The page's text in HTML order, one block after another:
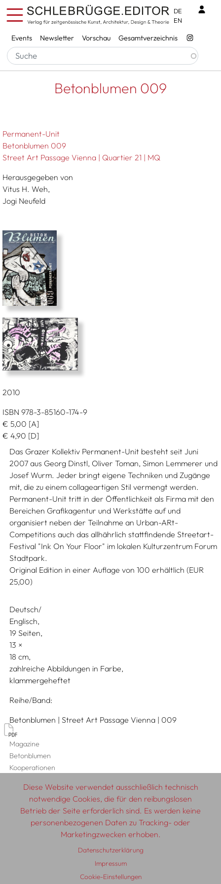
Direkt zum Inhalt
Services
Events Newsletter Vorschau Gesamtverzeichnis
DE
EN
Pfadnavigation
Startseite Betonblumen 009
Betonblumen 009
Permanent-Unit
Betonblumen 009
Street Art Passage Vienna | Quartier 21 | MQ
Herausgegeben von
Vitus H. Weh,
Jogi Neufeld
2010
ISBN 978-3-85160-174-9
€ 5,00 [A]
€ 4,90 [D]
Das Grazer Kollektiv Permanent-Unit besteht seit Juni
2007 aus Georg Dinstl, Oliver Toman, Simon Lemmerer und
Josef Wurm. Jeder bringt eigene Techniken und Zugänge
mit, die zu einem collageartigen Stil vermengt werden.
Permanent-Unit tritt in der Öffentlichkeit als Firma mit den
Bereichen Grafikagentur und Werkstätte auf und
organisiert neben der Teilnahme an Urban-ARt-
Competitions auch das allhährlich stattfindende Streetart-
Festival "Ink On Your Floor" im lokalen Kulturzentrum Forum
Stadtpark.
Original Edition in einer Auflage von 100 erhältlich (EUR
25,00)
Deutsch/
Englisch
19 Seiten,
13
18
zahlreiche Abbildungen in Farbe
klammergeheftet
Reihe/Band
Betonblumen | Street Art Passage Vienna | 009
Magazine
Betonblumen
Kooperationen
© 2026 SCHLEBRÜGGE.EDITOR
Textautor:innen AGB
Diese Website verwendet ausschließlich technisch
notwendige Cookies, die für den reibungslosen
Betrieb der Seite erforderlich sind. Es werden keine
personenbezogenen Daten zu Tracking- oder
Marketingzwecken erhoben.
Datenschutzerklärung
Impressum
Cookie-Einstellungen